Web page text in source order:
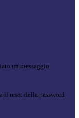
un messaggio
il reset della password